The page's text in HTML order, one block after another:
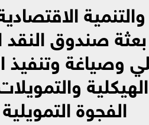
صندوق النقد
وصياغة وتنفيذ
الفجوة التمويلية